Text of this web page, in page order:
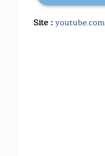
Site :youtube.com